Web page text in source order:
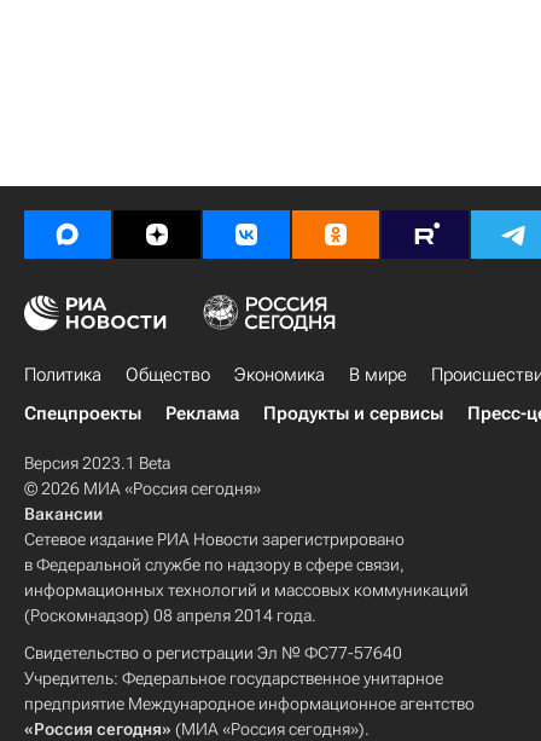
Политика Общество Экономика В мире
Спецпроекты
Реклама Продукты и сервисы Пресс-
Версия 2023.1 Beta
© 2026 МИА «Россия сегодня»
Вакансии
Сетевое издание РИА Новости зарегистрировано
в Федеральной службе по надзору в сфере связи,
информационных технологий и массовых коммуникаций
(Роскомнадзор) 08 апреля 2014 года.
Свидетельство о регистрации Эл № ФС77-57640
Учредитель: Федеральное государственное унитарное
предприятие Международное информационное агентство
«Россия сегодня» (МИА «Россия сегодня»).